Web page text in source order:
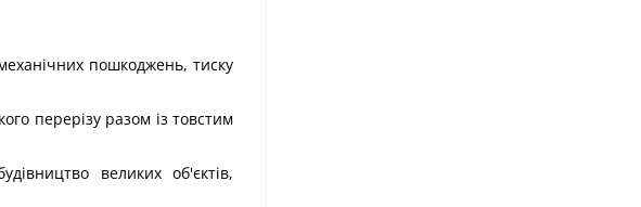
пошкоджень, тиску
перерізу разом із товстим
великих об'єктів,